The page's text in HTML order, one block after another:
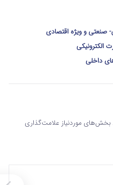
صنعتی و ویژه اقتصادی
الکترونیکی
داخلی
بخش‌های موردنیاز علامت‌گذاری